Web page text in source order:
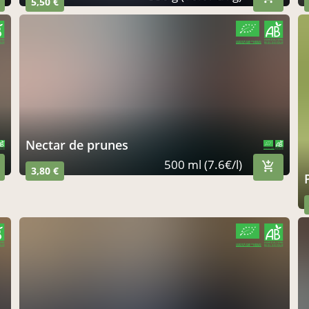
nectar de prunes
3,80 € 500 ml (7.6€/l)
CERTIFIÉ PAR FR-BIO-01
AGRICULTURE FRANCE
CERTIFIÉ PAR FR-BIO-01
AGRICULTURE FRANCE